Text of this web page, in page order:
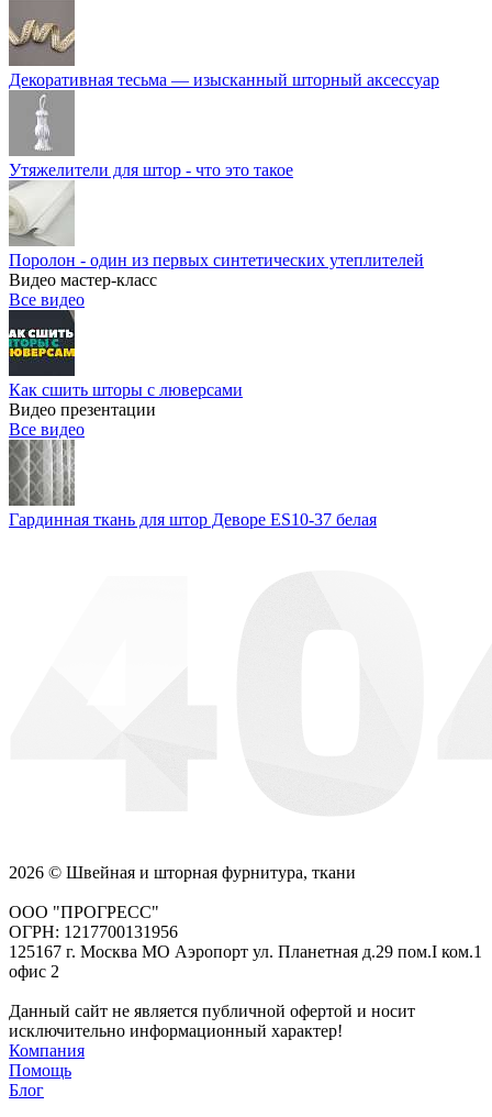
Декоративная тесьма — изысканный шторный аксессуар
Утяжелители для штор - что это такое
Поролон - один из первых синтетических утеплителей
Видео мастер-класс
Все видео
Как сшить шторы с люверсами
Видео презентации
Все видео
Гардинная ткань для штор Деворе ES10-37 белая
2026 © Швейная и шторная фурнитура, ткани
ООО "ПРОГРЕСС"
ОГРН: 1217700131956
125167 г. Москва МО Аэропорт ул. Планетная д.29 пом.I ком.1
офис 2
Данный сайт не является публичной офертой и носит
исключительно информационный характер!
Компания
Помощь
Блог